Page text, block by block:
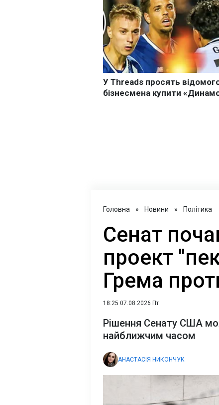
Головна » Новини » Політика
Сенат
проект
Грема
18:25 07.08.2026 Пт
Рішення Сенату США
найближчим часом
АНАСТАСІЯ НИКОНЧУК